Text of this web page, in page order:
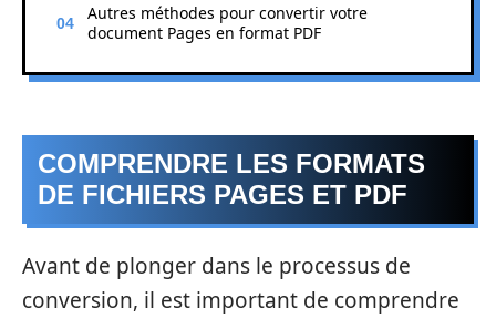
Autres méthodes pour convertir votre
document Pages en format PDF
COMPRENDRE LES FORMATS
DE FICHIERS PAGES ET PDF
Avant de plonger dans le processus de
conversion, il est important de comprendre